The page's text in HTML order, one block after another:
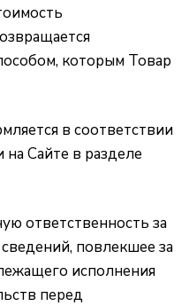
которым Товар
в соответствии
Сайте в разделе
ответственность за
повлекшее за
исполнения
перед